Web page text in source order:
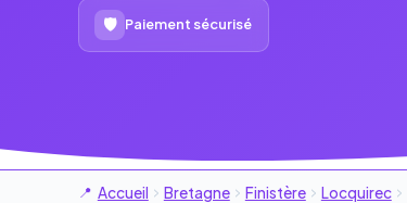
🛡 Paiement sécurisé
Accueil Bretagne Finistère Locquirec